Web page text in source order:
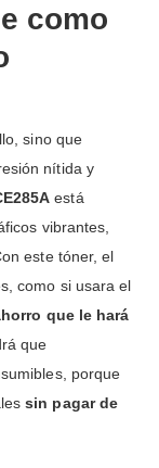
como
sino que
nítida y
está
vibrantes,
este tóner, el
como si usara el
que le hará
que
porque
sin pagar de